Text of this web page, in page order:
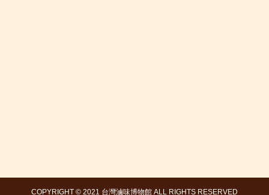
COPYRIGHT © 2021 台灣滷味博物館 ALL RIGHTS RESERVED